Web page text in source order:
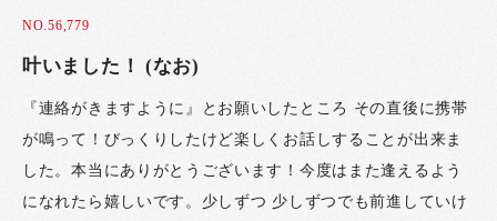
NO.56,779
叶いました！ (なお)
『連絡がきますように』とお願いしたところ その直後に携帯
が鳴って！びっくりしたけど楽しくお話しすることが出来ま
した。本当にありがとうございます！今度はまた逢えるよう
になれたら嬉しいです。少しずつ 少しずつでも前進していけ